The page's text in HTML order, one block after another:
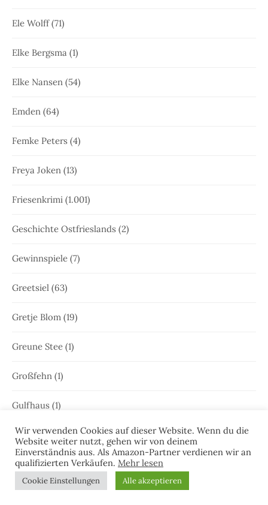
Ele Wolff(71)
Elke Bergsma (1)
Elke Nansen (54)
Emden (64)
Femke Peters (4)
Freya Joken (13)
Friesenkrimi (1.001)
Geschichte Ostfrieslands (2)
Gewinnspiele (7)
Greetsiel (63)
Gretje Blom (19)
Greune Stee (1)
Großfehn (1)
Gulfhaus (1)
Hammrich(1)
Hans-Rainer Riekers(8)
Harlesiel(9)
Wir verwenden Cookies auf dieser Website. Wenn du die
Website weiter nutzt, gehen wir von deinem
Einverständnis aus. Als Amazon-Partner verdienen wir an
qualifizierten Verkäufen. Mehr lesen
Cookie Einstellungen Alle akzeptieren